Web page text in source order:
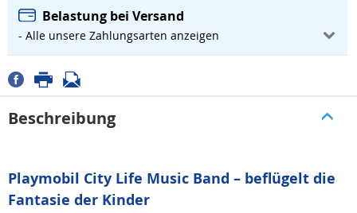
Belastung bei Versand
- Alle unsere Zahlungsarten anzeigen
Beschreibung
Playmobil City Life Music Band – beflügelt die
Fantasie der Kinder